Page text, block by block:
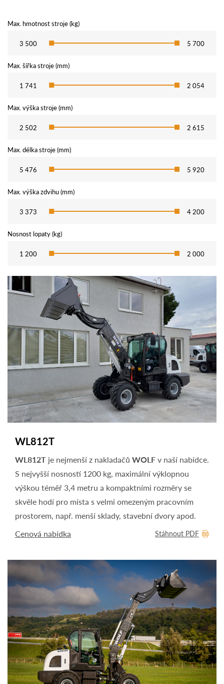
Max. hmotnost stroje (kg)
3 500 5 700
Max. šířka stroje (mm)
1 741 2 054
Max. výška stroje (mm)
2 502 2 615
Max. délka stroje (mm)
5 476 5 920
Max. výška zdvihu (mm)
3 373 4 200
Nosnost lopaty (kg)
1 200 2 000
WL812T
WL812T je nejmenší z nakladačů WOLFv naší nabídce.
S nejvyšší nosností 1200 kg, maximální výklopnou
výškou téměř 3,4 metru a kompaktními rozměry se
skvěle hodí pro místa s velmi omezeným pracovním
prostorem, např. menší sklady, stavební dvory apod.
Cenová nabídka
Stáhnout PDF